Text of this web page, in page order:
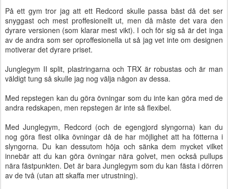
På ett gym tror jag att ett Redcord skulle passa bäst då det ser
snyggast och mest proffesionellt ut, men då måste det vara den
dyrare versionen (som klarar mest vikt). I och för sig så är det inga
av de andra som ser oproffesionella ut så jag vet inte om designen
motiverar det dyrare priset.
Junglegym II split, plastringarna och TRX är robustas och är man
väldigt tung så skulle jag nog välja någon av dessa.
Med repstegen kan du göra övningar som du inte kan göra med de
andra redskapen, men repstegen är inte så flexibel.
Med Junglegym, Redcord (och de egengjord slyngorna) kan du
nog göra flest olika övningar då de har möjlighet att ha fötterna i
slyngorna. Du kan dessutom höja och sänka dem mycket vilket
innebär att du kan göra övningar nära golvet, men också pullups
nära fästpunkten. Det är bara Junglegym som du kan fästa i dörren
av de två (utan att skaffa mer utrustning).